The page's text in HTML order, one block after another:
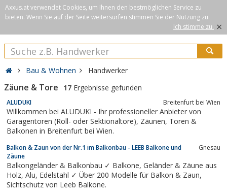
Axxus.at verwendet Cookies, um Ihnen den bestmöglichen Service zu
bieten. Wenn Sie auf der Seite weitersurfen stimmen Sie der Nutzung zu.
Ich stimme zu. ×
Bau & Wohnen Handwerker
Zäune & Tore 17 Ergebnisse gefunden
ALUDUKI Breitenfurt bei Wien
Willkommen bei ALUDUKI - Ihr professioneller Anbieter von
Garagentoren (Roll- oder Sektionaltore), Zäunen, Toren &
Balkonen in Breitenfurt bei Wien.
Balkon & Zaun von der Nr.1 im Balkonbau - LEEB Balkone und
Zäune
Gnesau
Balkongeländer & Balkonbau ✓ Balkone, Geländer & Zäune aus
Holz, Alu, Edelstahl ✓ Über 200 Modelle für Balkon & Zaun,
Sichtschutz von Leeb Balkone.